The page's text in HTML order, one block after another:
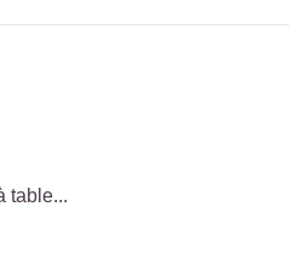
table...